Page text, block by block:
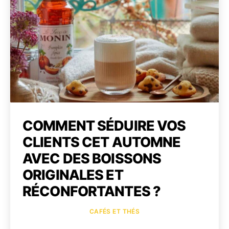
en
arme
la
COMMENT SÉDUIRE VOS
CLIENTS CET AUTOMNE
AVEC DES BOISSONS
ORIGINALES ET
RÉCONFORTANTES ?
CAFÉS ET THÉS